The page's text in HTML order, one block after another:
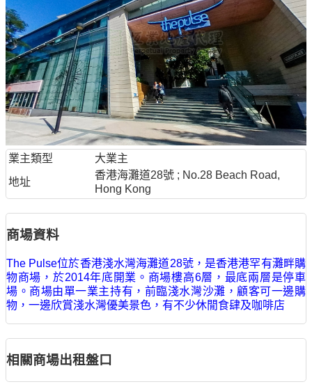
業主類型
大業主
地址
香港海灘道28號 ; No.28 Beach Road,
Hong Kong
商場資料
The Pulse位於香港淺水灣海灘道28號，是香港港罕有灘畔購
物商場，於2014年底開業。商場樓高6層，最底兩層是停車
場。商場由單一業主持有，前臨淺水灣沙灘，顧客可一邊購
物，一邊欣賞淺水灣優美景色，有不少休閒食肆及咖啡店
相關商場出租盤口